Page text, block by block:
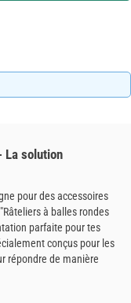
La solution
pour des accessoires
à balles rondes
parfaite pour tes
conçus pour les
répondre de manière